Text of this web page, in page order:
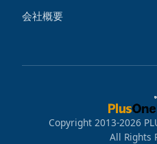
会社概要
Copyright 2013-2026
All Rights